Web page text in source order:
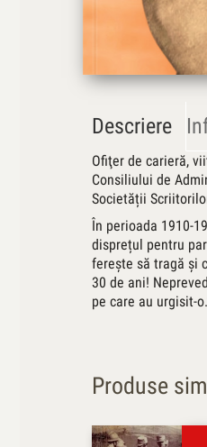
Descriere
Ofiţer de carieră,
Consiliului de
Societății
În perioada 1910-
disprețul pentru
fereşte să tragă şi
30 de ani!
pe care au urgisit-
Produse